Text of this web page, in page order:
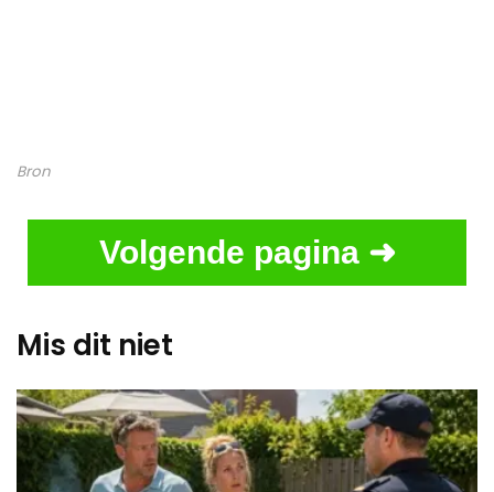
Bron
Volgende pagina ➜
Mis dit niet